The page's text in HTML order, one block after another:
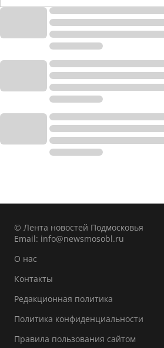
© Лента новостей Подмосковья
Email: info@newsmosobl.ru
О нас
Контакты
Редакционная политика
Политика конфиденциальности
Правила пользования сайтом